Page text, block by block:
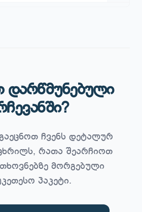
დარწმუნებული
ჩვენს დეტალურ
რათა შეარჩიოთ
მორგებული
პაკეტი.